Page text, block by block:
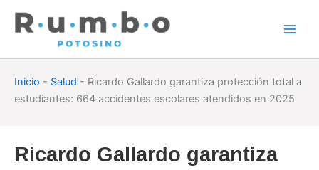
Inicio - Salud - Ricardo Gallardo garantiza protección total a
estudiantes: 664 accidentes escolares atendidos en 2025
Ricardo Gallardo garantiza